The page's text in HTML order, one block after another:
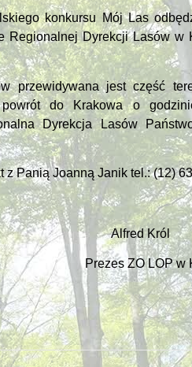
konkursu Mój Las
Regionalnej Dyrekcji Lasów w
przewidywana jest część
powrót do Krakowa o
Dyrekcja Lasów
z Panią Joanną Janik tel.: (12)
Alfred Król
Prezes ZO LOP w